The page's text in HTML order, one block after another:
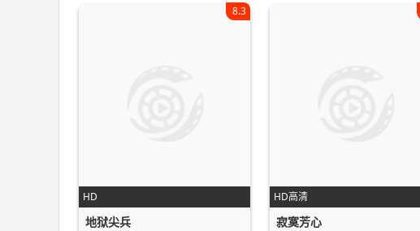
HD
8.3
地狱尖兵
HD高清
寂寞芳心